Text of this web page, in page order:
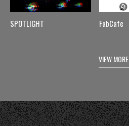
SPOTLIGHT FabCafe
VIEW MORE